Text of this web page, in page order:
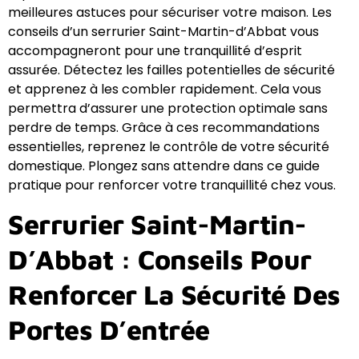
meilleures astuces pour sécuriser votre maison. Les
conseils d’un serrurier Saint-Martin-d’Abbat vous
accompagneront pour une tranquillité d’esprit
assurée. Détectez les failles potentielles de sécurité
et apprenez à les combler rapidement. Cela vous
permettra d’assurer une protection optimale sans
perdre de temps. Grâce à ces recommandations
essentielles, reprenez le contrôle de votre sécurité
domestique. Plongez sans attendre dans ce guide
pratique pour renforcer votre tranquillité chez vous.
Serrurier Saint-Martin-
D’Abbat : Conseils Pour
Renforcer La Sécurité Des
Portes D’entrée